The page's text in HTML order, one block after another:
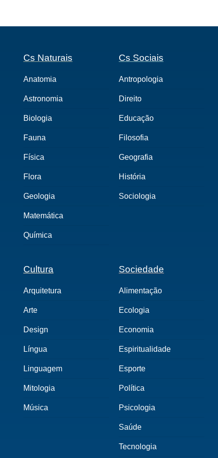
Cs Naturais
Anatomia
Astronomia
Biologia
Fauna
Física
Flora
Geologia
Matemática
Química
Cs Sociais
Antropologia
Direito
Educação
Filosofia
Geografia
História
Sociologia
Cultura
Arquitetura
Arte
Design
Língua
Linguagem
Mitologia
Música
Sociedade
Alimentação
Ecologia
Economia
Espiritualidade
Esporte
Política
Psicologia
Saúde
Tecnologia